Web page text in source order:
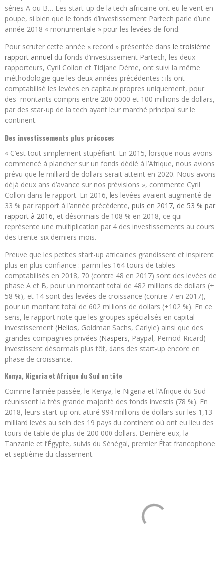
séries A ou B… Les start-up de la tech africaine ont eu le vent en
poupe, si bien que le fonds d’investissement Partech parle d’une
année 2018 « monumentale » pour les levées de fond.
Pour scruter cette année « record » présentée dans le troisième
rapport annuel du fonds d’investissement Partech, les deux
rapporteurs, Cyril Collon et Tidjane Dème, ont suivi la même
méthodologie que les deux années précédentes : ils ont
comptabilisé les levées en capitaux propres uniquement, pour
des montants compris entre 200 0000 et 100 millions de dollars,
par des star-up de la tech ayant leur marché principal sur le
continent.
Des investissements plus précoces
« C’est tout simplement stupéfiant. En 2015, lorsque nous avons
commencé à plancher sur un fonds dédié à l’Afrique, nous avions
prévu que le milliard de dollars serait atteint en 2020. Nous avons
déjà deux ans d’avance sur nos prévisions », commente Cyril
Collon dans le rapport. En 2016, les levées avaient augmenté de
33 % par rapport à l’année précédente, puis en 2017, de 53 % par
rapport à 2016, et désormais de 108 % en 2018, ce qui
représente une multiplication par 4 des investissements au cours
des trente-six derniers mois.
Preuve que les petites start-up africaines grandissent et inspirent
plus en plus confiance : parmi les 164 tours de tables
comptabilisés en 2018, 70 (contre 48 en 2017) sont des levées de
phase A et B, pour un montant total de 482 millions de dollars (+
58 %), et 14 sont des levées de croissance (contre 7 en 2017),
pour un montant total de 602 millions de dollars (+102 %). En ce
sens, le rapport note que les groupes spécialisés en capital-
investissement (Helios, Goldman Sachs, Carlyle) ainsi que des
grandes compagnies privées (Naspers, Paypal, Pernod-Ricard)
investissent désormais plus tôt, dans des start-up encore en
phase de croissance.
Kenya, Nigeria et Afrique du Sud en tête
Comme l’année passée, le Kenya, le Nigeria et l’Afrique du Sud
réunissent la très grande majorité des fonds investis (78 %). En
2018, leurs start-up ont attiré 994 millions de dollars sur les 1,13
milliard levés au sein des 19 pays du continent où ont eu lieu des
tours de table de plus de 200 000 dollars. Derrière eux, la
Tanzanie et l’Égypte, suivis du Sénégal, premier État francophone
et septième du classement.